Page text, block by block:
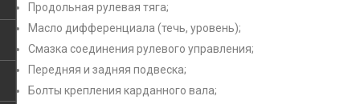
Продольная рулевая тяга;
Масло дифференциала (течь, уровень);
Смазка соединения рулевого управления;
Передняя и задняя подвеска;
Болты крепления карданного вала;